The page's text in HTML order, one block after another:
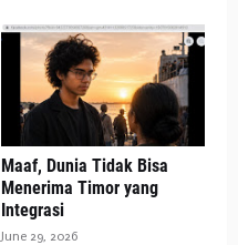
Maaf, Dunia Tidak Bisa
Menerima Timor yang
Integrasi
June 29, 2026